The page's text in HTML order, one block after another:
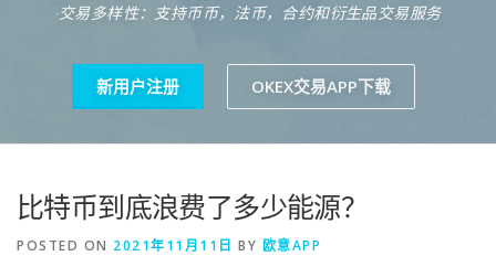
·交易多样性：支持币币，法币，合约和衍生品交易服务
新用户注册 OKEX交易APP下载
比特币到底浪费了多少能源？
POSTED ON 2021年11月11日 BY 欧意APP